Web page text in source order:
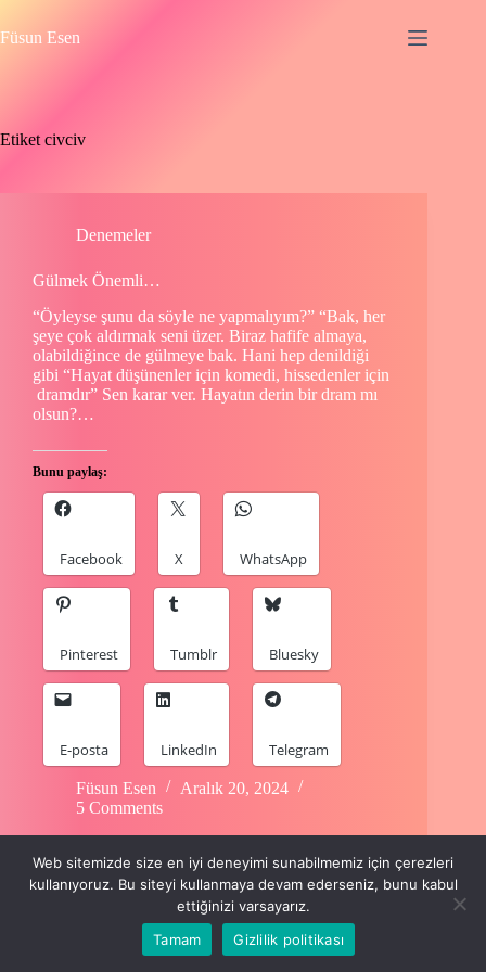
to
content
Füsun Esen
Etiket civciv
Denemeler
Gülmek Önemli…
“Öyleyse şunu da söyle ne yapmalıyım?” “Bak, her
şeye çok aldırmak seni üzer. Biraz hafife almaya,
olabildiğince de gülmeye bak. Hani hep denildiği
gibi “Hayat düşünenler için komedi, hissedenler için
dramdır” Sen karar ver. Hayatın derin bir dram mı
olsun?…
Bunu paylaş:
Facebook X WhatsApp
Pinterest Tumblr Bluesky
E-posta LinkedIn Telegram
Füsun Esen
Aralık 20, 2024
5 Comments
Copyright © 2024 Füsun Esen
Web sitemizde size en iyi deneyimi sunabilmemiz için çerezleri
kullanıyoruz. Bu siteyi kullanmaya devam ederseniz, bunu kabul
ettiğinizi varsayarız.
Tamam
Gizlilik politikası